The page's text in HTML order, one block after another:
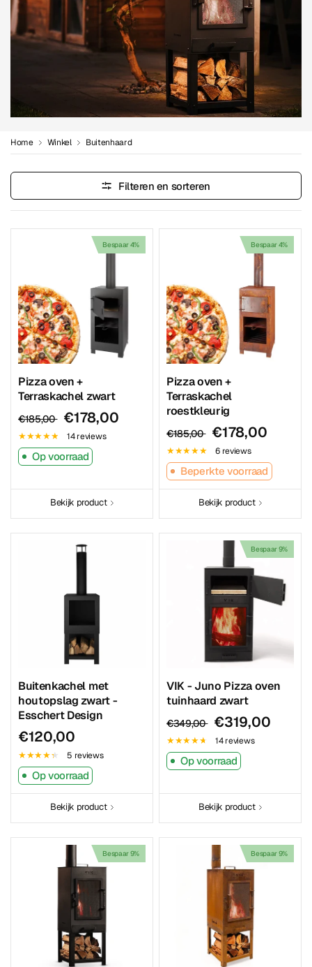
Home Winkel Buitenhaard
Filteren en sorteren
Bespaar 4%
Pizza oven +
Terraskachel zwart
€185,00 €178,00
14 reviews
Op voorraad
Bekijk product
Bespaar 4%
Pizza oven +
Terraskachel
roestkleurig
€185,00 €178,00
6 reviews
Beperkte voorraad
Bekijk product
Buitenkachel met
houtopslag zwart -
Esschert Design
€120,00
5 reviews
Op voorraad
Bekijk product
Bespaar 9%
VIK - Juno Pizza oven
tuinhaard zwart
€349,00 €319,00
14 reviews
Op voorraad
Bekijk product
Bespaar 9% Bespaar 9%